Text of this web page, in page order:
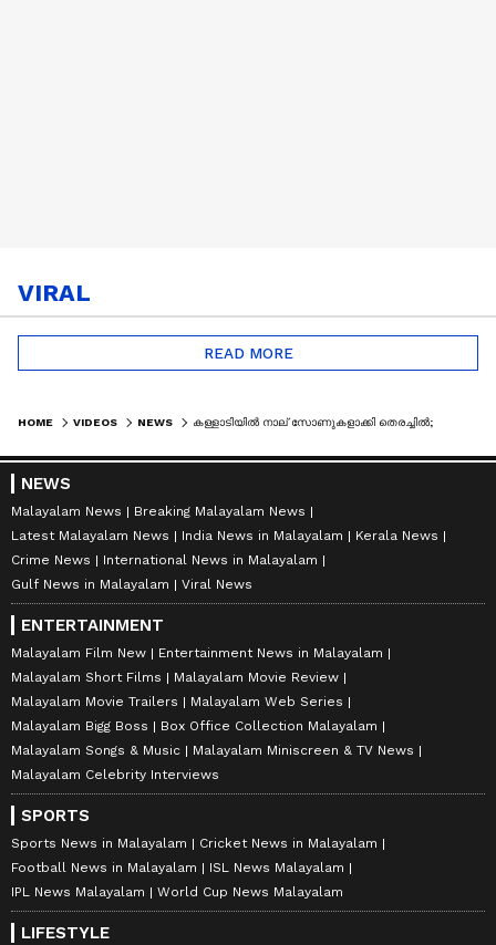
VIRAL
READ MORE
HOME VIDEOS NEWS
NEWS
Malayalam News
Breaking Malayalam News
Latest Malayalam News
India News in Malayalam
Kerala News
Crime News
International News in Malayalam
Gulf News in Malayalam
Viral News
ENTERTAINMENT
Malayalam Film New
Entertainment News in Malayalam
Malayalam Short Films
Malayalam Movie Review
Malayalam Movie Trailers
Malayalam Web Series
Malayalam Bigg Boss
Box Office Collection Malayalam
Malayalam Songs & Music
Malayalam Miniscreen & TV News
Malayalam Celebrity Interviews
SPORTS
Sports News in Malayalam
Cricket News in Malayalam
Football News in Malayalam
ISL News Malayalam
IPL News Malayalam
World Cup News Malayalam
LIFESTYLE